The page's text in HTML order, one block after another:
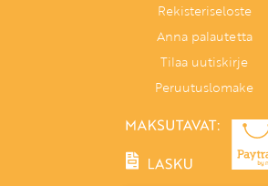
Rekisteriseloste
Anna palautetta
Tilaa uutiskirje
Peruutuslomake